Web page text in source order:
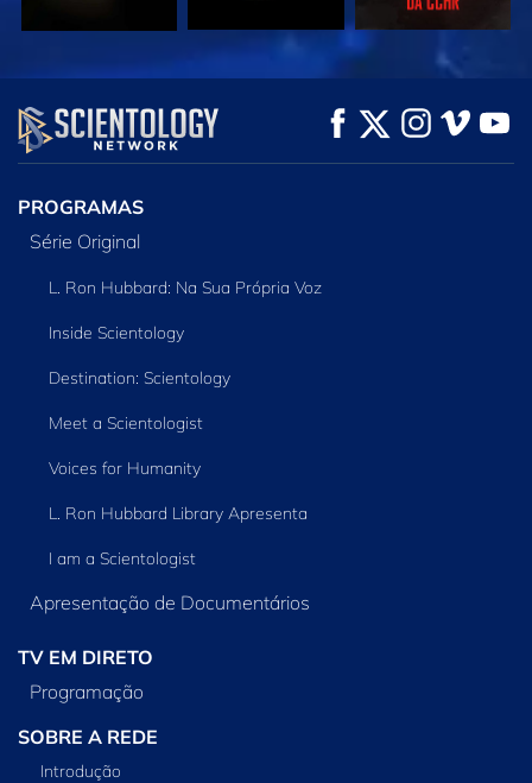
VEJA EXPLORE A SÉRIE
PROGRAMAS
Série Original
L. Ron Hubbard: Na Sua Própria Voz
Inside Scientology
Destination: Scientology
Meet a Scientologist
Voices for Humanity
L. Ron Hubbard Library Apresenta
I am a Scientologist
Apresentação de Documentários
TV EM DIRETO
Programação
SOBRE A REDE
Introdução